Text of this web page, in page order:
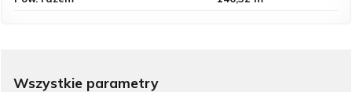
Wszystkie parametry